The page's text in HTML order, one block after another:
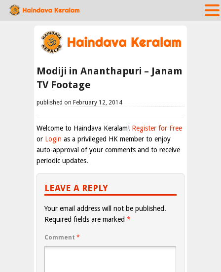
Modiji in Ananthapuri – Janam
TV Footage
published on February 12, 2014
Welcome to Haindava Keralam! Register for Free
or Login as a privileged HK member to enjoy
auto-approval of your comments and to receive
periodic updates.
LEAVE A REPLY
Your email address will not be published.
Required fields are marked *
Comment *